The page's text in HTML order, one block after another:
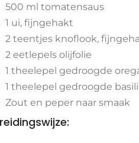
500 ml tomatensaus
1 ui, fijngehakt
2 teentjes knoflook,
2 eetlepels olijfolie
1 theelepel gedroogde
1 theelepel gedroogde
Zout en peper naar smaak